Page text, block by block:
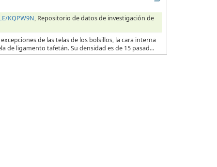
KQPW9N, Repositorio de datos de investigación de
de las telas de los bolsillos, la cara interna
de ligamento tafetán. Su densidad es de 15 pasad...